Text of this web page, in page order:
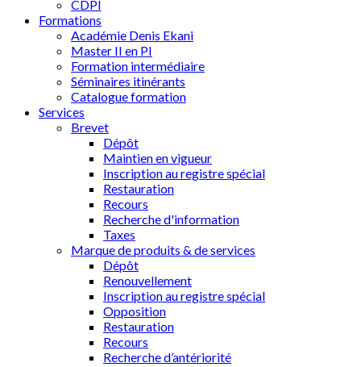
CDPI
Formations
Académie Denis Ekani
Master II en PI
Formation intermédiaire
Séminaires itinérants
Catalogue formation
Services
Brevet
Dépôt
Maintien en vigueur
Inscription au registre spécial
Restauration
Recours
Recherche d'information
Taxes
Marque de produits & de services
Dépôt
Renouvellement
Inscription au registre spécial
Opposition
Restauration
Recours
Recherche d’antériorité